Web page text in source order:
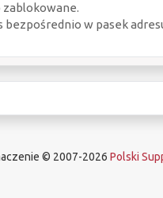
w pasek
© 2007-2026 Polski